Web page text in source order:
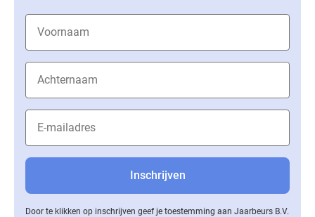
Door te klikken op inschrijven geef je toestemming aan Jaarbeurs B.V.